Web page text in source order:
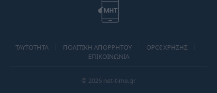
TAYTOTHTA ΠΟΛΙΤΙΚΗ ΑΠΟΡΡΗΤΟΥ
ΟΡΟΙ ΧΡΗΣΗΣ
ΕΠΙΚΟΙΝΩΝΙΑ
© 2026 net-time.gr